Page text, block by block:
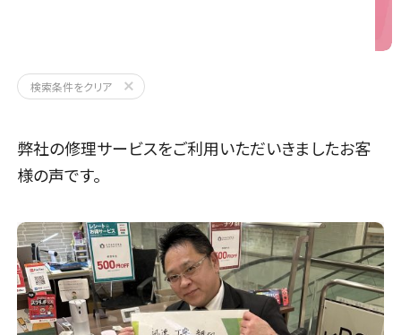
検索条件をクリア
弊社の修理サービスをご利用いただいきましたお客
様の声です。